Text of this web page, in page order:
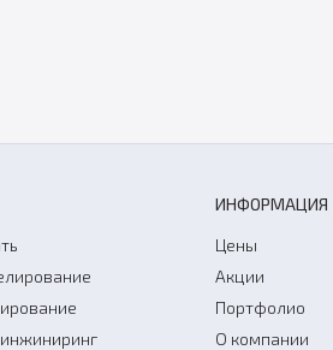
ИНФОРМАЦИЯ
Цены
Акции
Портфолио
О компании